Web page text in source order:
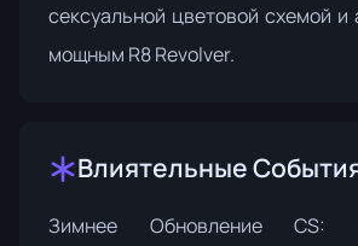
сексуальной цветовой схемой и
мощным R8 Revolver.
Влиятельные
Зимнее Обновление CS: